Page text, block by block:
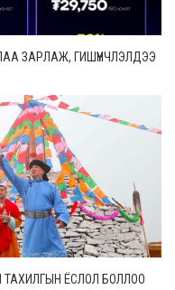
ЗАРЛАЖ, ГИШҮҮНЧЛЭЛДЭЭ
ЁСЛОЛ БОЛЛОО